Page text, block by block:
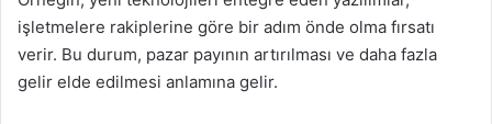
işletmelere rakiplerine göre bir adım önde olma fırsatı
verir. Bu durum, pazar payının artırılması ve daha fazla
gelir elde edilmesi anlamına gelir.